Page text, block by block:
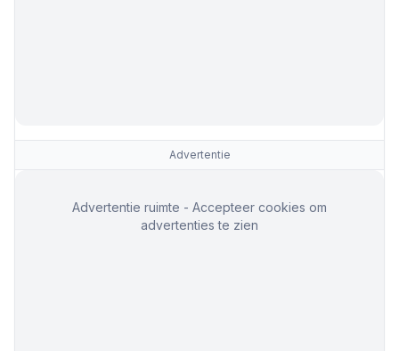
Advertentie
Advertentie ruimte - Accepteer cookies om
advertenties te zien